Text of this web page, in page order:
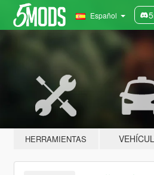
Español
HERRAMIENTAS